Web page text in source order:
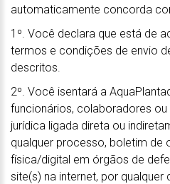
automaticamente concorda
1º. Você declara que está de
termos e condições de envio
descritos.
2º. Você isentará a
funcionários, colaboradores
jurídica ligada direta ou
qualquer processo, boletim de
física/digital em órgãos de
site(s) na internet, por qualquer